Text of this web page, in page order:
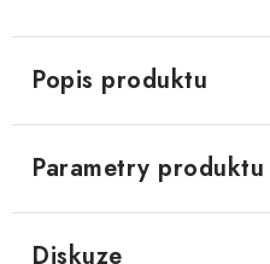
Popis produktu
Parametry produktu
Diskuze